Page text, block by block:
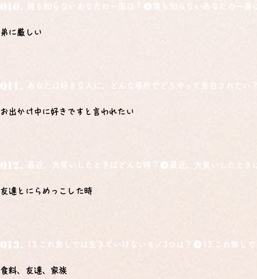
Q10. 誰も知らないあなたの一面は？
弟に厳しい
Q11. あなたは好きな人に、どんな場所でどうやって告白されたい？
お出かけ中に好きですと言われたい
Q12. 最近、大笑いしたときはどんな時？
友達とにらめっこした時
Q13. 13.これ無しでは生きていけないモノ3つは？
食料、友達、家族